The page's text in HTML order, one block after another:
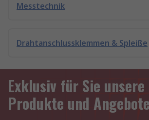
Messtechnik
Drahtanschlussklemmen & Spleiße
Exklusiv für Sie
Produkte und Angebote